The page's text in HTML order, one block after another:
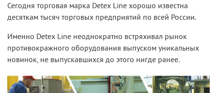
Сегодня торговая марка Detex Line хорошо известна
десяткам тысяч торговых предприятий по всей России.
Именно Detex Line неоднократно встряхивал рынок
противокражного оборудования выпуском уникальных
новинок, не выпускавшихся до этого нигде ранее.